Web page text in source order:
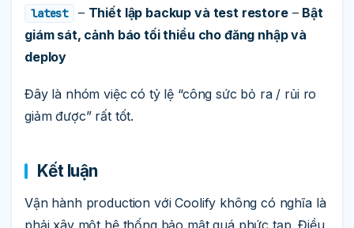
latest – Thiết lập backup và test restore– Bật
giám sát, cảnh báo tối thiểu cho đăng nhập và
deploy
Đây là nhóm việc có tỷ lệ “công sức bỏ ra / rủi ro
giảm được” rất tốt.
Kết luận
Vận hành production với Coolify không có nghĩa là
phải xây một hệ thống bảo mật quá phức tạp. Điều